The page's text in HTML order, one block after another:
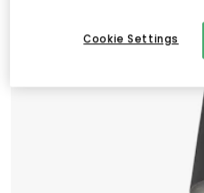
Cookie Settings